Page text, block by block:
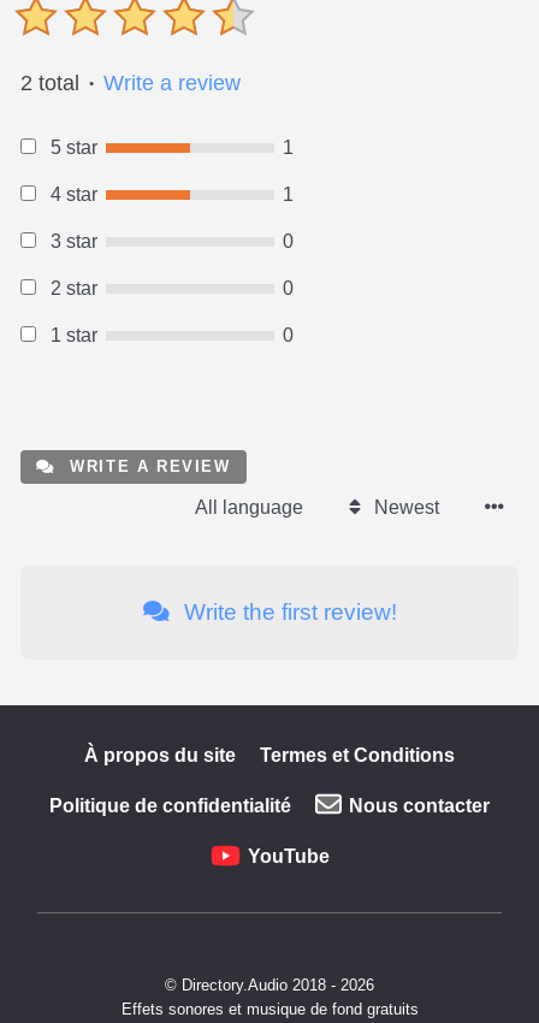
2 total ● Write a review
5 star 1
4 star 1
3 star 0
2 star 0
1 star 0
WRITE A REVIEW
All language Newest
Write the first review!
À propos du site Termes et Conditions
Politique de confidentialité Nous contacter
YouTube
© Directory.Audio 2018 - 2026
Effets sonores et musique de fond gratuits